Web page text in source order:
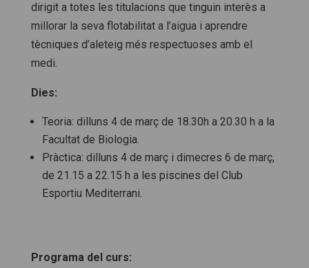
dirigit a totes les titulacions que tinguin interès a
millorar la seva flotabilitat a l’aigua i aprendre
tècniques d’aleteig més respectuoses amb el
medi.
Dies:
Teoria: dilluns 4 de març de 18.30h a 20.30 h a la
Facultat de Biologia.
Pràctica: dilluns 4 de març i dimecres 6 de març,
de 21.15 a 22.15 h a les piscines del Club
Esportiu Mediterrani.
Programa del curs: